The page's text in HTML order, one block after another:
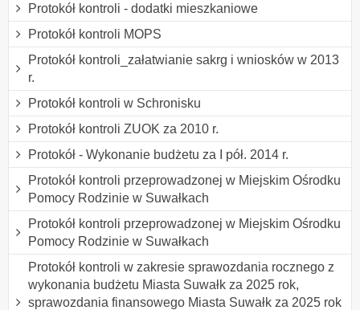
Protokół kontroli - dodatki mieszkaniowe
Protokół kontroli MOPS
Protokół kontroli_załatwianie sakrg i wniosków w 2013
r.
Protokół kontroli w Schronisku
Protokół kontroli ZUOK za 2010 r.
Protokół - Wykonanie budżetu za I pół. 2014 r.
Protokół kontroli przeprowadzonej w Miejskim Ośrodku
Pomocy Rodzinie w Suwałkach
Protokół kontroli przeprowadzonej w Miejskim Ośrodku
Pomocy Rodzinie w Suwałkach
Protokół kontroli w zakresie sprawozdania rocznego z
wykonania budżetu Miasta Suwałk za 2025 rok,
sprawozdania finansowego Miasta Suwałk za 2025 rok